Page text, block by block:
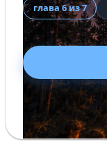
глава 6 из 7